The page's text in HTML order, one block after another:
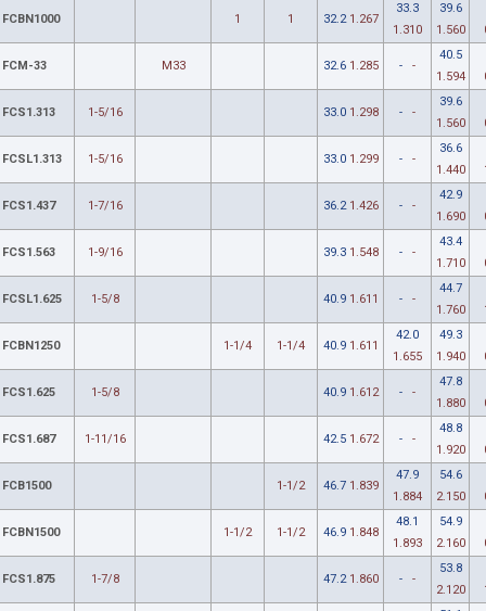
FCBN1000 1 1 32.2 1.267
33.3
1.310
39.6
1.560
FCM-33 M33 32.6 1.285 - -
40.5
1.594
FCS1.313 1-5/16 33.0 1.298 - -
39.6
1.560
FCSL1.313 1-5/16 33.0 1.299 - -
36.6
1.440
FCS1.437 1-7/16 36.2 1.426 - -
42.9
1.690
FCS1.563 1-9/16 39.3 1.548 - -
43.4
1.710
FCSL1.625 1-5/8 40.9 1.611 - -
44.7
1.760
FCBN1250 1-1/4 1-1/4 40.9 1.611
42.0
1.655
49.3
1.940
FCS1.625 1-5/8 40.9 1.612 - -
47.8
1.880
FCS1.687 1-11/16 42.5 1.672 - -
48.8
1.920
FCB1500 1-1/2 46.7 1.839
47.9
1.884
54.6
2.150
FCBN1500 1-1/2 1-1/2 46.9 1.848
48.1
1.893
54.9
2.160
FCS1.875 1-7/8 47.2 1.860 - -
53.8
2.120